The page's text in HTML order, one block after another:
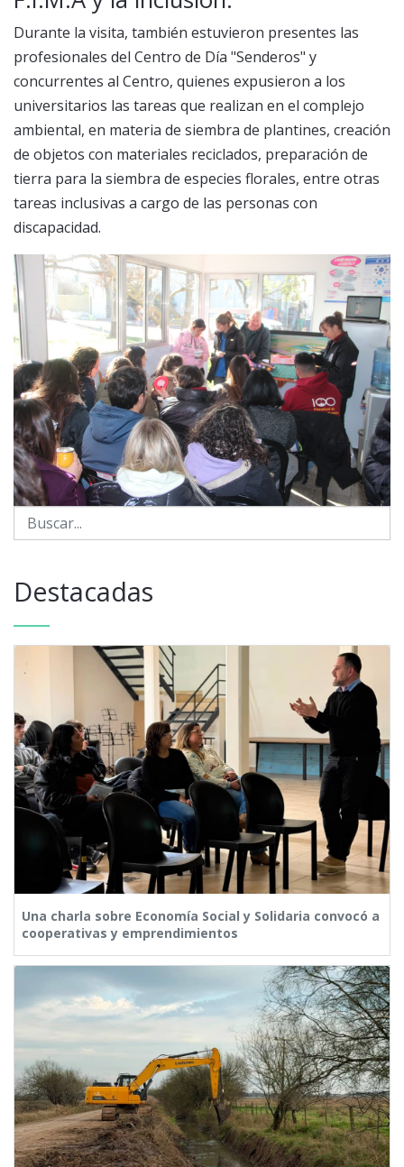
Durante la visita, también estuvieron presentes las
profesionales del Centro de Día "Senderos" y
concurrentes al Centro, quienes expusieron a los
universitarios las tareas que realizan en el complejo
ambiental, en materia de siembra de plantines, creación
de objetos con materiales reciclados, preparación de
tierra para la siembra de especies florales, entre otras
tareas inclusivas a cargo de las personas con
discapacidad.
Destacadas
Una charla sobre Economía Social y Solidaria convocó a
cooperativas y emprendimientos